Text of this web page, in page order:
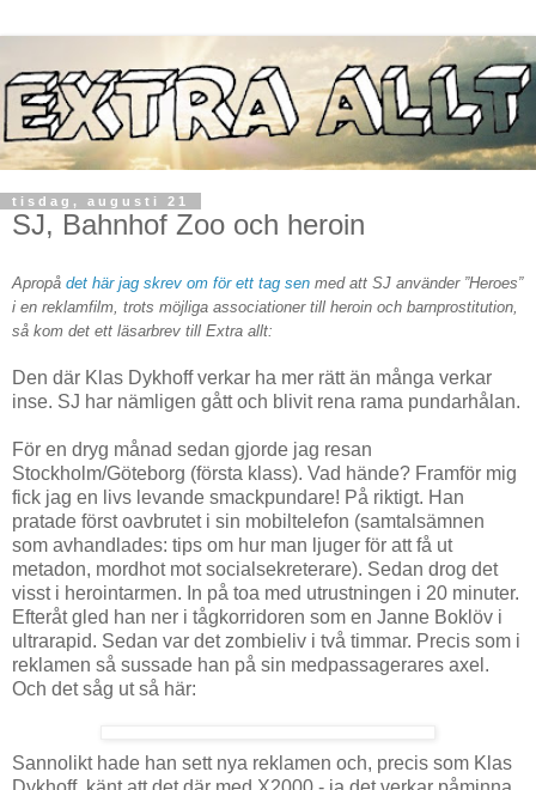
tisdag, augusti 21
SJ, Bahnhof Zoo och heroin
Apropå det här jag skrev om för ett tag sen med att SJ använder ”Heroes”
i en reklamfilm, trots möjliga associationer till heroin och barnprostitution,
så kom det ett läsarbrev till Extra allt:
Den där Klas Dykhoff verkar ha mer rätt än många verkar
inse. SJ har nämligen gått och blivit rena rama pundarhålan.
För en dryg månad sedan gjorde jag resan
Stockholm/Göteborg (första klass). Vad hände? Framför mig
fick jag en livs levande smackpundare! På riktigt. Han
pratade först oavbrutet i sin mobiltelefon (samtalsämnen
som avhandlades: tips om hur man ljuger för att få ut
metadon, mordhot mot socialsekreterare). Sedan drog det
visst i herointarmen. In på toa med utrustningen i 20 minuter.
Efteråt gled han ner i tågkorridoren som en Janne Boklöv i
ultrarapid. Sedan var det zombieliv i två timmar. Precis som i
reklamen så sussade han på sin medpassagerares axel.
Och det såg ut så här:
Sannolikt hade han sett nya reklamen och, precis som Klas